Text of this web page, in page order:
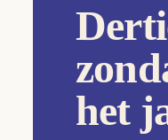
6e Zondag
8e Zondag
9e Zondag
het